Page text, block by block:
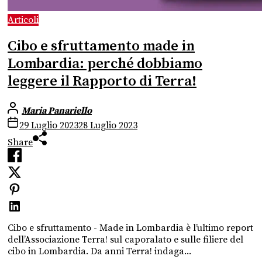
Articoli
Cibo e sfruttamento made in
Lombardia: perché dobbiamo
leggere il Rapporto di Terra!
Maria Panariello
29 Luglio 202328 Luglio 2023
Share
Cibo e sfruttamento - Made in Lombardia è l’ultimo report
dell’Associazione Terra! sul caporalato e sulle filiere del
cibo in Lombardia. Da anni Terra! indaga...